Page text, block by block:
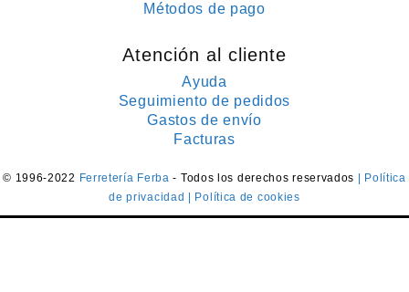
Métodos de pago
Atención al cliente
Ayuda
Seguimiento de pedidos
Gastos de envío
Facturas
© 1996-2022 Ferretería Ferba- Todos los derechos reservados
| Política
de privacidad
| Política de cookies